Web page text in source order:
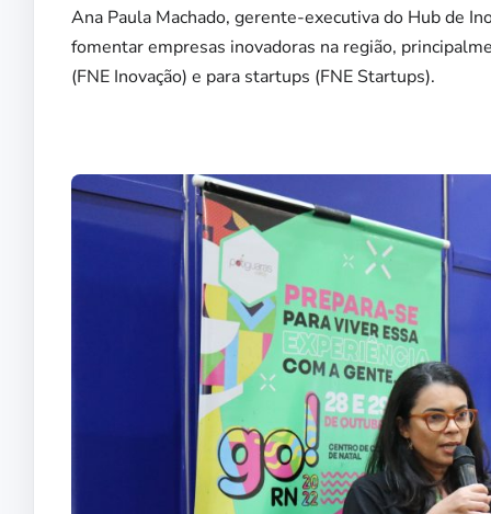
Ana Paula Machado, gerente-executiva do Hub de
fomentar empresas inovadoras na região,
(FNE Inovação) e para startups (FNE Startups).